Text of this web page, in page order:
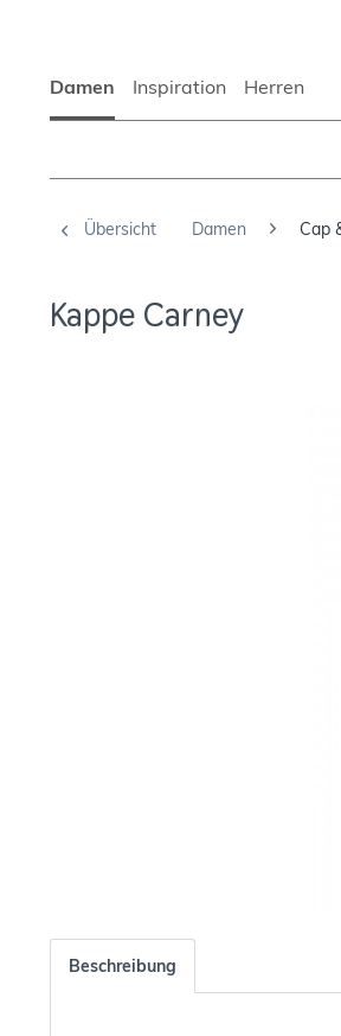
Damen Inspiration Herren
Übersicht Damen Cap
Kappe Carney
Beschreibung